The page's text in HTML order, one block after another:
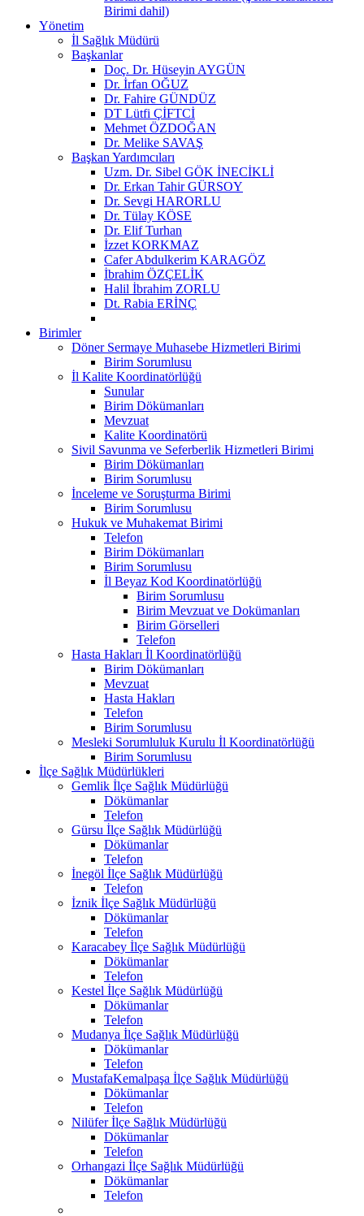
Birimi dahil)
Yönetim
İl Sağlık Müdürü
Başkanlar
Doç. Dr. Hüseyin AYGÜN
Dr. İrfan OĞUZ
Dr. Fahire GÜNDÜZ
DT Lütfi ÇİFTCİ
Mehmet ÖZDOĞAN
Dr. Melike SAVAŞ
Başkan Yardımcıları
Uzm. Dr. Sibel GÖK İNECİKLİ
Dr. Erkan Tahir GÜRSOY
Dr. Sevgi HARORLU
Dr. Tülay KÖSE
Dr. Elif Turhan
İzzet KORKMAZ
Cafer Abdulkerim KARAGÖZ
İbrahim ÖZÇELİK
Halil İbrahim ZORLU
Dt. Rabia ERİNÇ
Birimler
Döner Sermaye Muhasebe Hizmetleri Birimi
Birim Sorumlusu
İl Kalite Koordinatörlüğü
Sunular
Birim Dökümanları
Mevzuat
Kalite Koordinatörü
Sivil Savunma ve Seferberlik Hizmetleri Birimi
Birim Dökümanları
Birim Sorumlusu
İnceleme ve Soruşturma Birimi
Birim Sorumlusu
Hukuk ve Muhakemat Birimi
Telefon
Birim Dökümanları
Birim Sorumlusu
İl Beyaz Kod Koordinatörlüğü
Birim Sorumlusu
Birim Mevzuat ve Dokümanları
Birim Görselleri
Telefon
Hasta Hakları İl Koordinatörlüğü
Birim Dökümanları
Mevzuat
Hasta Hakları
Telefon
Birim Sorumlusu
Mesleki Sorumluluk Kurulu İl Koordinatörlüğü
Birim Sorumlusu
İlçe Sağlık Müdürlükleri
Gemlik İlçe Sağlık Müdürlüğü
Dökümanlar
Telefon
Gürsu İlçe Sağlık Müdürlüğü
Dökümanlar
Telefon
İnegöl İlçe Sağlık Müdürlüğü
Telefon
İznik İlçe Sağlık Müdürlüğü
Dökümanlar
Telefon
Karacabey İlçe Sağlık Müdürlüğü
Dökümanlar
Telefon
Kestel İlçe Sağlık Müdürlüğü
Dökümanlar
Telefon
Mudanya İlçe Sağlık Müdürlüğü
Dökümanlar
Telefon
MustafaKemalpaşa İlçe Sağlık Müdürlüğü
Dökümanlar
Telefon
Nilüfer İlçe Sağlık Müdürlüğü
Dökümanlar
Telefon
Orhangazi İlçe Sağlık Müdürlüğü
Dökümanlar
Telefon